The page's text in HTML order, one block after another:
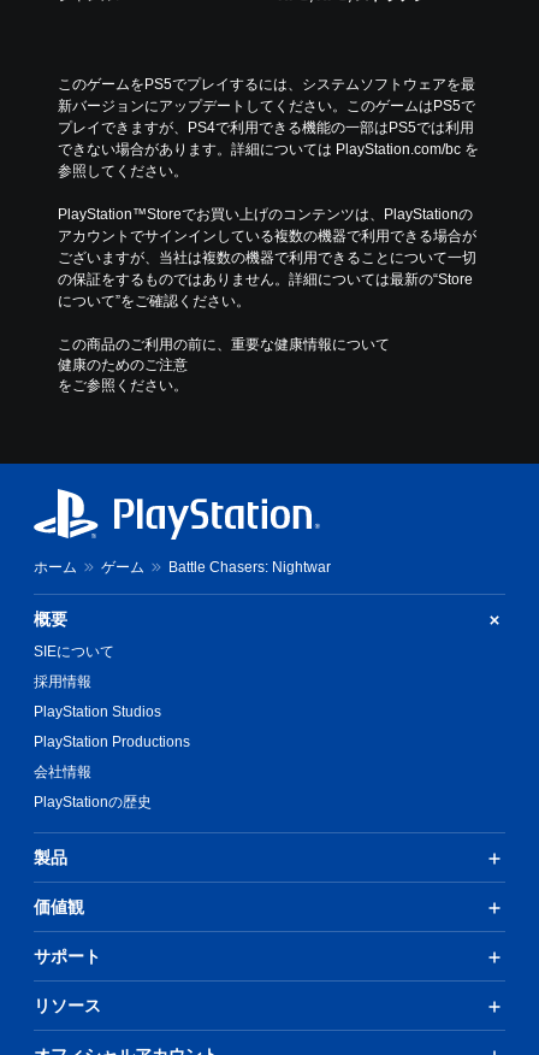
このゲームをPS5でプレイするには、システムソフトウェアを最
新バージョンにアップデートしてください。このゲームはPS5で
プレイできますが、PS4で利用できる機能の一部はPS5では利用
できない場合があります。詳細については PlayStation.com/bc を
参照してください。
PlayStation™Storeでお買い上げのコンテンツは、PlayStationの
アカウントでサインインしている複数の機器で利用できる場合が
ございますが、当社は複数の機器で利用できることについて一切
の保証をするものではありません。詳細については最新の“Store
について”をご確認ください。
この商品のご利用の前に、重要な健康情報について
健康のためのご注意
をご参照ください。
ホーム ゲーム Battle Chasers: Nightwar
概要
SIEについて
採用情報
PlayStation Studios
PlayStation Productions
会社情報
PlayStationの歴史
製品
価値観
サポート
リソース